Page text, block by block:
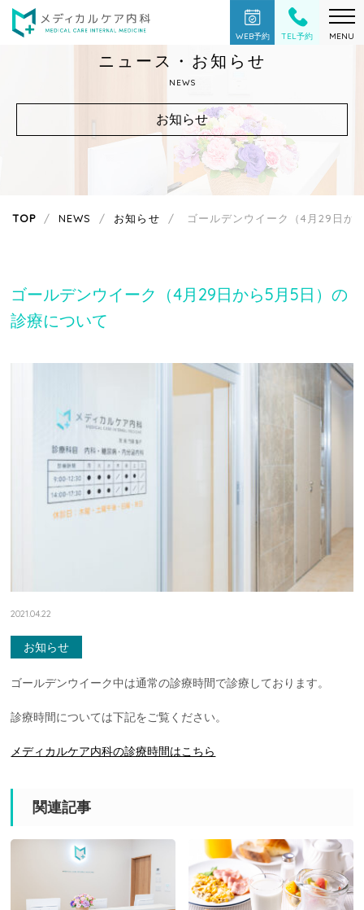
WEB予約 TEL予約 MENU
ニュース・お知らせ
NEWS
お知らせ
TOP NEWS お知らせ ゴールデンウイーク（4月29日か
ゴールデンウイーク（4月29日から5月5日）の
診療について
2021.04.22
お知らせ
ゴールデンウイーク中は通常の診療時間で診療しております。
診療時間については下記をご覧ください。
メディカルケア内科の診療時間はこちら
関連記事